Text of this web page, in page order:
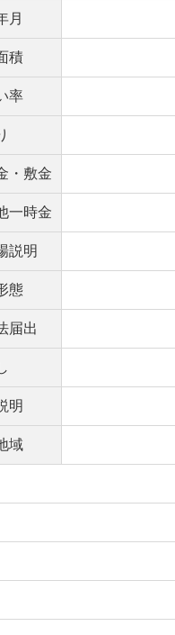
月
積
率
・敷金
一時金
説明
態
届出
明
域